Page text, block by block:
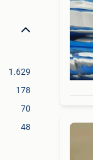
1.629
178
70
48